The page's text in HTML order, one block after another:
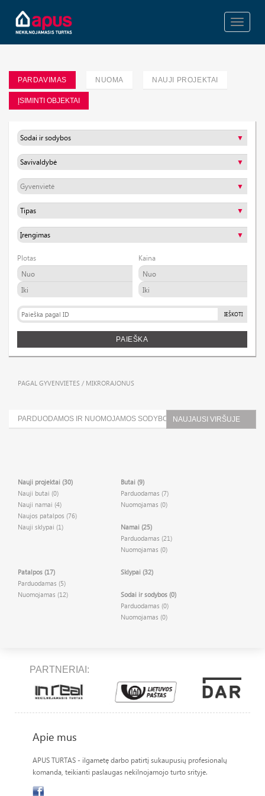
Toggle
PARDAVIMAS NUOMA NAUJI PROJEKTAI
ĮSIMINTI OBJEKTAI
Plotas Kaina
IEŠKOTI
PAIEŠKA
PAGAL GYVENVIETES / MIKRORAJONUS
PARDUODAMOS IR NUOMOJAMOS SODYBOS (0)NAUJAUSI VIRŠUJE
Nauji projektai (30)
Nauji butai (0)
Nauji namai (4)
Naujos patalpos (76)
Nauji sklypai (1)
Butai (9)
Parduodamas (7)
Nuomojamas (0)
Namai (25)
Parduodamas (21)
Nuomojamas (0)
Patalpos (17)
Parduodamas (5)
Nuomojamas (12)
Sklypai (32)
Sodai ir sodybos (0)
Parduodamas (0)
Nuomojamas (0)
PARTNERIAI:
Apie mus
APUS TURTAS - ilgametę darbo patirtį sukaupusių profesionalų
komanda, teikianti paslaugas nekilnojamojo turto srityje.